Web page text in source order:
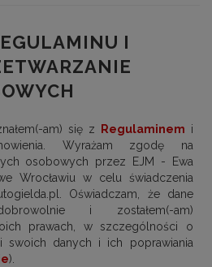
I
am) się z Regulaminem i
Wyrażam zgodę na
osobowych przez EJM - Ewa
Wrocławiu w celu świadczenia
Oświadczam, że dane
i zostałem(-am)
prawach, w szczególności o
swoich danych i ich poprawiania
).